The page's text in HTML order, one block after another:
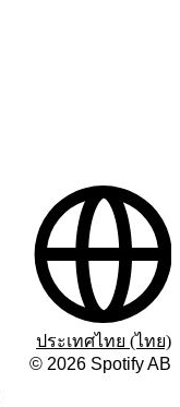
© 2026 Spotify AB
ประเทศไทย (ไทย)